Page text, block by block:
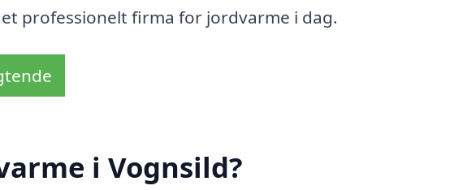
professionelt firma for jordvarme i dag.
i Vognsild?